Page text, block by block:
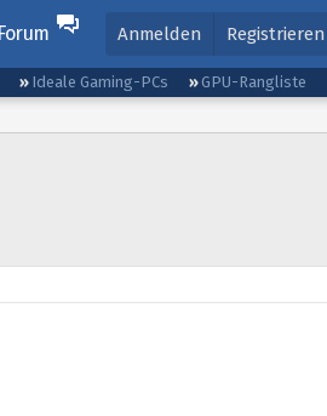
Forum Anmelden Registrieren
Ideale Gaming-PCs GPU-Rangliste